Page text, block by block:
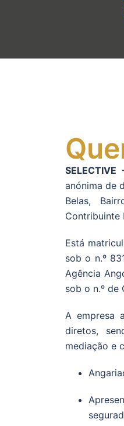
SELECTIVE
anónima de
Belas,
Contribuinte
Está
sob o n.º
Agência
sob o n.º de
A empresa
diretos,
mediação e